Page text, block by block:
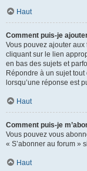
Haut
Comment puis-je
Vous pouvez ajouter
cliquant sur le lien
en bas des sujets et
Répondre à un sujet
lorsqu’une réponse est
Haut
Comment puis-je
Vous pouvez vous
« S’abonner au forum »
Haut